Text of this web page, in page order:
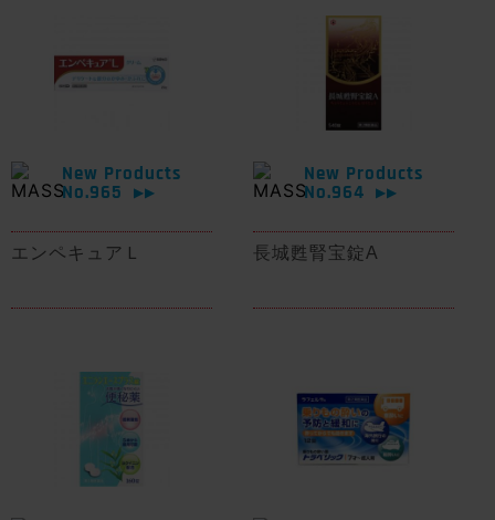
New Products
No.965
▶▶
エンペキュアＬ
New Products
No.964
▶▶
長城甦腎宝錠A